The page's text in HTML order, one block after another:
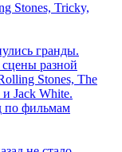
Stones, Tricky,
гранды.
разной
Stones, The
Jack White.
по фильмам